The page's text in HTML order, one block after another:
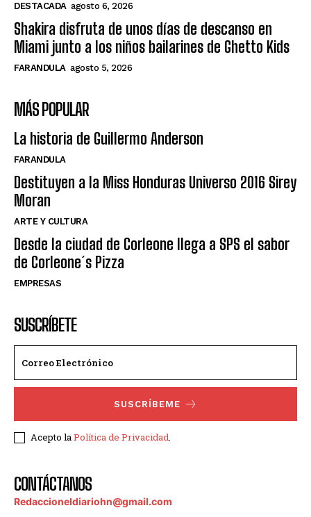
DESTACADA agosto 6, 2026
Shakira disfruta de unos días de descanso en
Miami junto a los niños bailarines de Ghetto Kids
FARANDULA agosto 5, 2026
MÁS POPULAR
La historia de Guillermo Anderson
FARANDULA
Destituyen a la Miss Honduras Universo 2016 Sirey
Moran
ARTE Y CULTURA
Desde la ciudad de Corleone llega a SPS el sabor
de Corleone´s Pizza
EMPRESAS
SUSCRÍBETE
SUSCRÍBEME
Acepto laPolítica de Privacidad.
CONTÁCTANOS
Redaccioneldiariohn@gmail.com